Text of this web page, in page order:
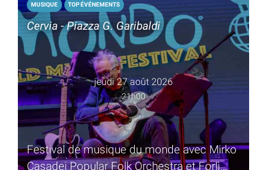
MUSIQUE TOP ÉVÉNEMENTS
Cervia - Piazza G. Garibaldi
jeudi 27 août 2026
21h00
Festival de musique du monde avec Mirko
Casadei Popular Folk Orchestra et Forlì